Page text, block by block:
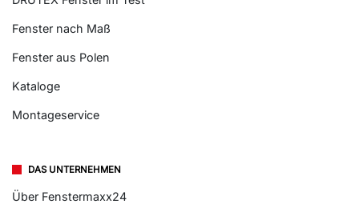
Fenster nach Maß
Fenster aus Polen
Kataloge
Montageservice
DAS UNTERNEHMEN
Über Fenstermaxx24